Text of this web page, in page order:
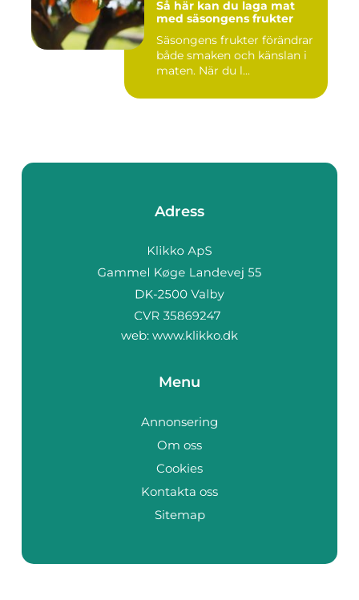
Så här kan du laga mat
med säsongens frukter
Säsongens frukter förändrar
både smaken och känslan i
maten. När du l...
Adress
web: www.klikko.dk
Menu
Annonsering
Om oss
Cookies
Kontakta oss
Sitemap